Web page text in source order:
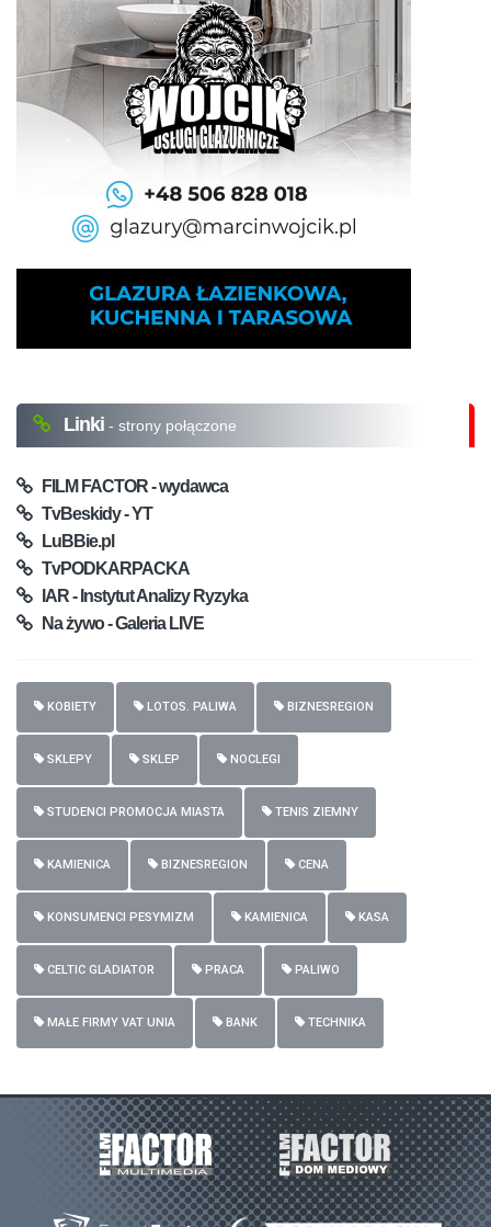
Linki - strony połączone
FILM FACTOR - wydawca
TvBeskidy - YT
LuBBie.pl
TvPODKARPACKA
IAR - Instytut Analizy Ryzyka
Na żywo - Galeria LIVE
KOBIETY LOTOS. PALIWA BIZNESREGION
SKLEPY SKLEP NOCLEGI
STUDENCI PROMOCJA MIASTA TENIS ZIEMNY
KAMIENICA BIZNESREGION CENA
KONSUMENCI PESYMIZM KAMIENICA KASA
CELTIC GLADIATOR PRACA PALIWO
MAŁE FIRMY VAT UNIA BANK TECHNIKA